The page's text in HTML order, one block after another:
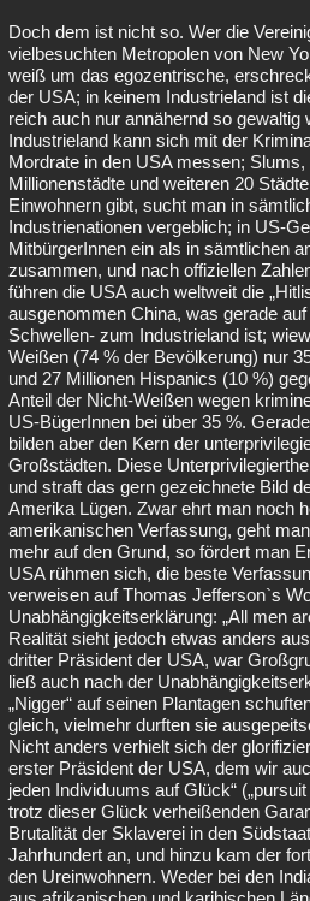
Doch dem ist nicht so. Wer die
vielbesuchten Metropolen von New
weiß um das egozentrische,
der USA; in keinem Industrieland ist
reich auch nur annähernd so gewaltig
Industrieland kann sich mit der
Mordrate in den USA messen;
Millionenstädte und weiteren 20
Einwohnern gibt, sucht man in
Industrienationen vergeblich; in US-
MitbürgerInnen ein als in sämtlichen
zusammen, und nach offiziellen
führen die USA auch weltweit die
ausgenommen China, was gerade
Schwellen- zum Industrieland ist;
Weißen (74 % der Bevölkerung) nur
und 27 Millionen Hispanics (10 %)
Anteil der Nicht-Weißen wegen
US-BügerInnen bei über 35 %.
bilden aber den Kern der
Großstädten. Diese
und straft das gern gezeichnete Bild
Amerika Lügen. Zwar ehrt man noch
amerikanischen Verfassung, geht
mehr auf den Grund, so fördert man
USA rühmen sich, die beste
verweisen auf Thomas Jefferson`s
Unabhängigkeitserklärung: „All men
Realität sieht jedoch etwas anders
dritter Präsident der USA, war
ließ auch nach der
„Nigger“ auf seinen Plantagen
gleich, vielmehr durften sie
Nicht anders verhielt sich der
erster Präsident der USA, dem wir
jeden Individuums auf Glück“
trotz dieser Glück verheißenden
Brutalität der Sklaverei in den
Jahrhundert an, und hinzu kam der
den Ureinwohnern. Weder bei den